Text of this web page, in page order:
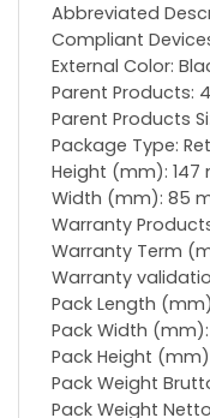
Abbreviated
Compliant
External Color:
Parent Products:
Parent Products
Package Type:
Height (mm): 147
Width (mm): 85
Warranty
Warranty Term
Warranty
Pack Length
Pack Width
Pack Height
Pack Weight
Pack Weight